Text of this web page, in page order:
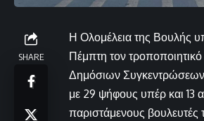
SHARE
Η Ολομέλεια της Βουλής
Πέμπτη τον
Δημόσιων
με 29 ψήφους υπέρ και 13
παριστάμενους